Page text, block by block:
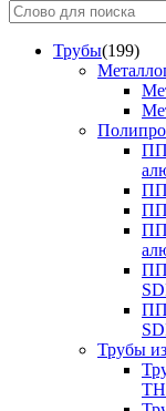
Трубы(199)
Трубы